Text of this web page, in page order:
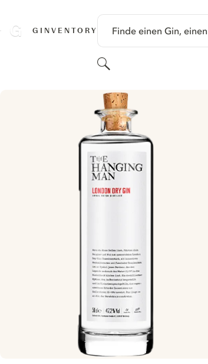
GINVENTORY Finde einen Gin, einen
Suchen